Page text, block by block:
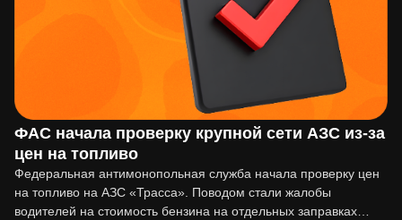
ФАС начала проверку крупной сети АЗС из-за
цен на топливо
Федеральная антимонопольная служба начала проверку цен
на топливо на АЗС «Трасса». Поводом стали жалобы
водителей на стоимость бензина на отдельных заправках